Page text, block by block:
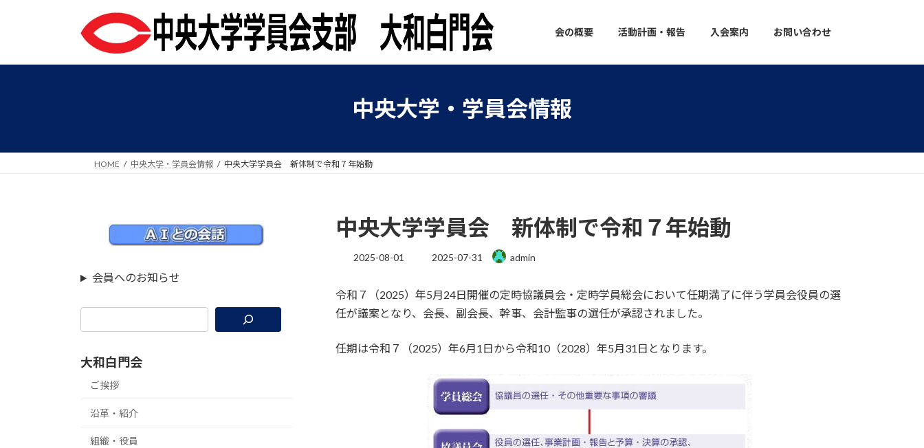
プ
動
会の概要 活動計画・報告 入会案内 お問い合わせ
中央大学・学員会情報
HOME 中央大学・学員会情報 中央大学学員会 新体制で令和７年始動
中央大学学員会 新体制で令和７年始動
2025-08-01
最
新
日
2025-07-31 admin
令和７（2025）年5月24日開催の定時協議員会・定時学員総会において任期満了に伴う学員会役員の選
任が議案となり、会長、副会長、幹事、会計監事の選任が承認されました。
任期は令和７（2025）年6月1日から令和10（2028）年5月31日となります。
会員へのお知らせ
大和白門会
ご挨拶
沿革・紹介
組織・役員